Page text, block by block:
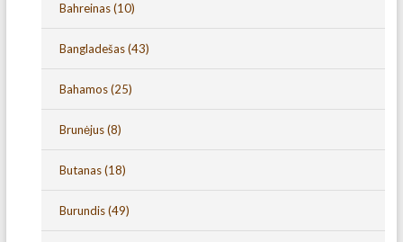
Bahreinas(10)
Bangladešas(43)
Bahamos(25)
Brunėjus(8)
Butanas(18)
Burundis(49)